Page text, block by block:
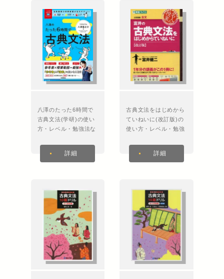
八澤のたった6時間で
古典文法(学研)の使い
方・レベル・勉強法な
詳細
古典文法をはじめから
ていねいに(改訂版)の
使い方・レベル・勉強
説！
詳細